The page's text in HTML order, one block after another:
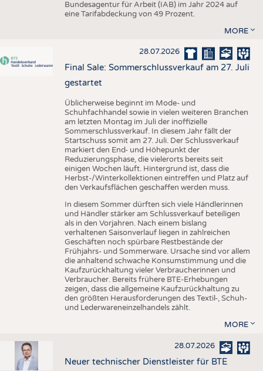
Bundesagentur für Arbeit (IAB) im Jahr 2024 auf
eine Tarifabdeckung von 49 Prozent.
MORE
28.07.2026
Final Sale: Sommerschlussverkauf am 27. Juli
gestartet
Üblicherweise beginnt im Mode- und
Schuhfachhandel sowie in vielen weiteren Branchen
am letzten Montag im Juli der inoffizielle
Sommerschlussverkauf. In diesem Jahr fällt der
Startschuss somit am 27. Juli. Der Schlussverkauf
markiert den End- und Höhepunkt der
Reduzierungsphase, die vielerorts bereits seit
einigen Wochen läuft. Hintergrund ist, dass die
Herbst-/Winterkollektionen eintreffen und Platz auf
den Verkaufsflächen geschaffen werden muss.
In diesem Sommer dürften sich viele Händlerinnen
und Händler stärker am Schlussverkauf beteiligen
als in den Vorjahren. Nach einem bislang
verhaltenen Saisonverlauf liegen in zahlreichen
Geschäften noch spürbare Restbestände der
Frühjahrs- und Sommerware. Ursache sind vor allem
die anhaltend schwache Konsumstimmung und die
Kaufzurückhaltung vieler Verbraucherinnen und
Verbraucher. Bereits frühere BTE-Erhebungen
zeigen, dass die allgemeine Kaufzurückhaltung zu
den größten Herausforderungen des Textil-, Schuh-
und Lederwareneinzelhandels zählt.
MORE
28.07.2026
Neuer technischer Dienstleister für BTE